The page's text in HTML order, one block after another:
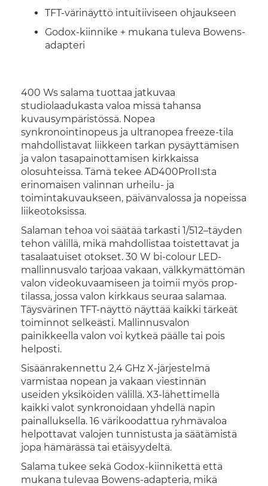
TFT-värinäyttö intuitiiviseen ohjaukseen
Godox-kiinnike + mukana tuleva Bowens-
adapteri
400 Ws salama tuottaa jatkuvaa
studiolaadukasta valoa missä tahansa
kuvausympäristössä. Nopea
synkronointinopeus ja ultranopea freeze-tila
mahdollistavat liikkeen tarkan pysäyttämisen
ja valon tasapainottamisen kirkkaissa
olosuhteissa. Tämä tekee AD400ProII:sta
erinomaisen valinnan urheilu- ja
toimintakuvaukseen, päivänvalossa ja nopeissa
liikeotoksissa.
Salaman tehoa voi säätää tarkasti 1/512–täyden
tehon välillä, mikä mahdollistaa toistettavat ja
tasalaatuiset otokset. 30 W bi-colour LED-
mallinnusvalo tarjoaa vakaan, välkkymättömän
valon videokuvaamiseen ja toimii myös prop-
tilassa, jossa valon kirkkaus seuraa salamaa.
Täysvärinen TFT-näyttö näyttää kaikki tärkeät
toiminnot selkeästi. Mallinnusvalon
painikkeella valon voi kytkeä päälle tai pois
helposti.
Sisäänrakennettu 2,4 GHz X-järjestelmä
varmistaa nopean ja vakaan viestinnän
useiden yksiköiden välillä. X3-lähettimellä
kaikki valot synkronoidaan yhdellä napin
painalluksella. 16 värikoodattua ryhmävaloa
helpottavat valojen tunnistusta ja säätämistä
jopa hämärässä tai etäisyydeltä.
Salama tukee sekä Godox-kiinnikettä että
mukana tulevaa Bowens-adapteria, mikä